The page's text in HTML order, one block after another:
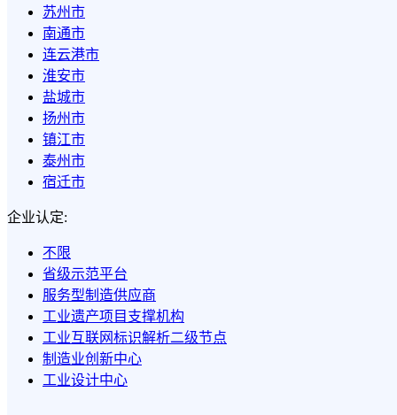
苏州市
南通市
连云港市
淮安市
盐城市
扬州市
镇江市
泰州市
宿迁市
企业认定:
不限
省级示范平台
服务型制造供应商
工业遗产项目支撑机构
工业互联网标识解析二级节点
制造业创新中心
工业设计中心